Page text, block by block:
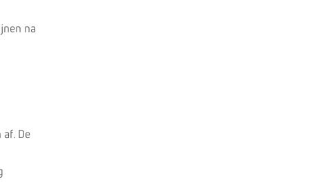
na
De